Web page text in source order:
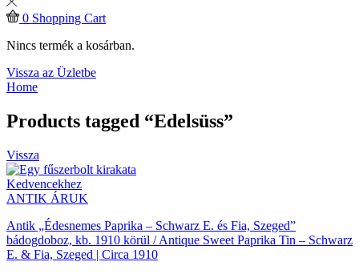
0 Shopping Cart
Nincs termék a kosárban.
Vissza az Üzletbe
Home
Products tagged “Edelsüss”
Vissza
Kedvencekhez
ANTIK ÁRUK
Antik „Édesnemes Paprika – Schwarz E. és Fia, Szeged”
bádogdoboz, kb. 1910 körül / Antique Sweet Paprika Tin – Schwarz
E. & Fia, Szeged | Circa 1910